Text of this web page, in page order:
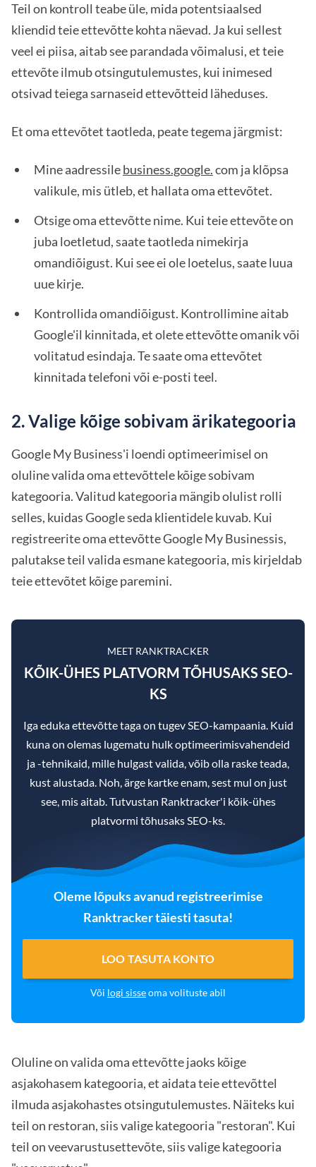
Teil on kontroll teabe üle, mida potentsiaalsed
kliendid teie ettevõtte kohta näevad. Ja kui sellest
veel ei piisa, aitab see parandada võimalusi, et teie
ettevõte ilmub otsingutulemustes, kui inimesed
otsivad teiega sarnaseid ettevõtteid läheduses.
Et oma ettevõtet taotleda, peate tegema järgmist:
Mine aadressilebusiness.google.com ja klõpsa
valikule, mis ütleb, et hallata oma ettevõtet.
Otsige oma ettevõtte nime. Kui teie ettevõte on
juba loetletud, saate taotleda nimekirja
omandiõigust. Kui see ei ole loetelus, saate luua
uue kirje.
Kontrollida omandiõigust. Kontrollimine aitab
Google'il kinnitada, et olete ettevõtte omanik või
volitatud esindaja. Te saate oma ettevõtet
kinnitada telefoni või e-posti teel.
2. Valige kõige sobivam ärikategooria
Google My Business'i loendi optimeerimisel on
oluline valida oma ettevõttele kõige sobivam
kategooria. Valitud kategooria mängib olulist rolli
selles, kuidas Google seda klientidele kuvab. Kui
registreerite oma ettevõtte Google My Businessis,
palutakse teil valida esmane kategooria, mis kirjeldab
teie ettevõtet kõige paremini.
MEET RANKTRACKER
KÕIK-ÜHES PLATVORM TÕHUSAKS SEO-
KS
Iga eduka ettevõtte taga on tugev SEO-kampaania. Kuid
kuna on olemas lugematu hulk optimeerimisvahendeid
ja -tehnikaid, mille hulgast valida, võib olla raske teada,
kust alustada. Noh, ärge kartke enam, sest mul on just
see, mis aitab. Tutvustan Ranktracker'i kõik-ühes
platvormi tõhusaks SEO-ks.
Oleme lõpuks avanud registreerimise
Ranktracker täiesti tasuta!
LOO TASUTA KONTO
Või logi sisseoma volituste abil
Oluline on valida oma ettevõtte jaoks kõige
asjakohasem kategooria, et aidata teie ettevõttel
ilmuda asjakohastes otsingutulemustes. Näiteks kui
teil on restoran, siis valige kategooria "restoran". Kui
teil on veevarustusettevõte, siis valige kategooria